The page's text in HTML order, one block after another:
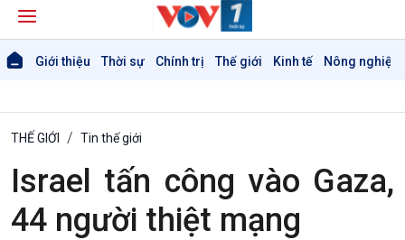
Giới thiệu Thời sự Chính trị Thế giới Kinh tế Nông nghiệp
THẾ GIỚI Tin thế giới
Israel tấn công vào Gaza,
44 người thiệt mạng